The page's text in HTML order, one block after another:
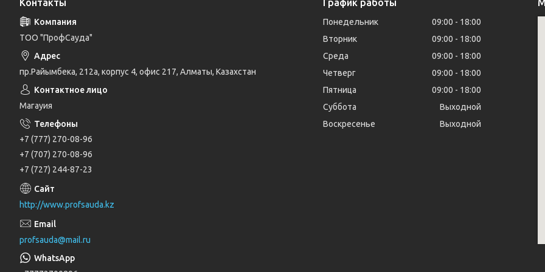
ТОО "ПрофСауда"
пр.Райымбека, 212а, корпус 4, офис 217, Алматы, Казахстан
Магауия
+7 (777) 270-08-96
+7 (707) 270-08-96
+7 (727) 244-87-23
http://www.profsauda.kz
profsauda@mail.ru
Понедельник 09:00
18:00
Вторник
09:00
18:00
Среда
09:00
18:00
Четверг
09:00
18:00
Пятница
09:00
18:00
Суббота
Выходной
Воскресенье
Выходной